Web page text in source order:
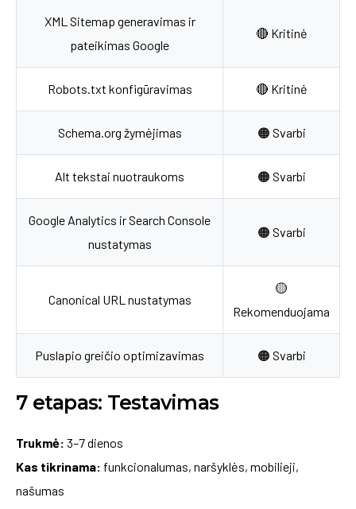
XML Sitemap generavimas ir
pateikimas Google
🔴 Kritinė
Robots.txt konfigūravimas 🔴 Kritinė
Schema.org žymėjimas 🟠 Svarbi
Alt tekstai nuotraukoms 🟠 Svarbi
Google Analytics ir Search Console
nustatymas
🟠 Svarbi
Canonical URL nustatymas
🟡
Rekomenduojama
Puslapio greičio optimizavimas 🟠 Svarbi
7 etapas: Testavimas
Trukmė: 3–7 dienos
Kas tikrinama: funkcionalumas, naršyklės, mobilieji,
našumas